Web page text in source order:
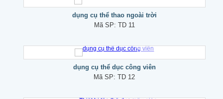
dụng cụ thể thao ngoài trời
Mã SP: TD 11
dụng cụ thể dục công viên
Mã SP:TD 12